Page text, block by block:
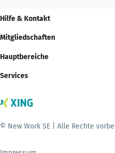
Hilfe & Kontakt
Mitgliedschaften
Hauptbereiche
Services
© New Work SE | Alle Rechte